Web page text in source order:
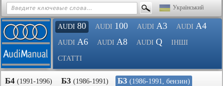
Український
AUDI 80 AUDI 100 AUDI A3 AUDI A4
AUDI A6 AUDI A8 AUDI Q ІНШІ
СТАТТІ
Б4 (1991-1996) Б3 (1986-1991) Б3 (1986-1991, бензин)